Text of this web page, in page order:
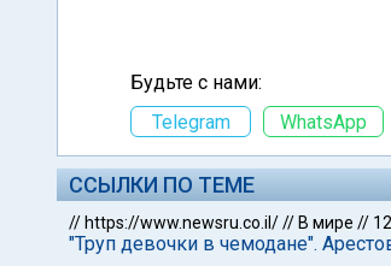
Будьте с нами:
Telegram
WhatsApp
ССЫЛКИ ПО ТЕМЕ
// https://www.newsru.co.il/// В мире //
"Труп девочки в чемодане".